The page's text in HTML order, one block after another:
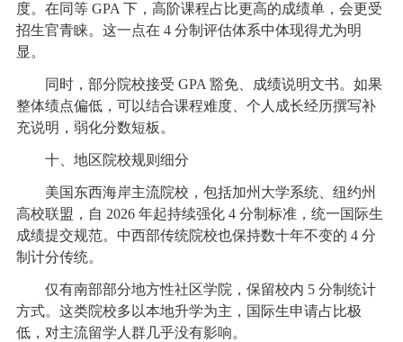
度。在同等 GPA 下，高阶课程占比更高的成绩单，会更受
招生官青睐。这一点在 4 分制评估体系中体现得尤为明
显。
同时，部分院校接受 GPA 豁免、成绩说明文书。如果
整体绩点偏低，可以结合课程难度、个人成长经历撰写补
充说明，弱化分数短板。
十、地区院校规则细分
美国东西海岸主流院校，包括加州大学系统、纽约州
高校联盟，自 2026 年起持续强化 4 分制标准，统一国际生
成绩提交规范。中西部传统院校也保持数十年不变的 4 分
制计分传统。
仅有南部部分地方性社区学院，保留校内 5 分制统计
方式。这类院校多以本地升学为主，国际生申请占比极
低，对主流留学人群几乎没有影响。